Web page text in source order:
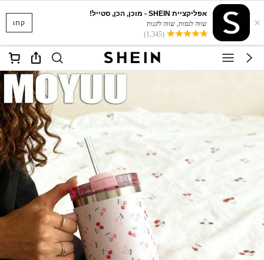
קחו ×
אפליקציית SHEIN - מוכן, הכן, סטייל!
שווה לנסות, שווה לקנות
(1,345)